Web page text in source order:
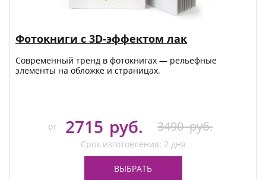
Фотокниги с 3D-эффектом лак
Современный тренд в фотокнигах — рельефные
элементы на обложке и страницах.
от 2715 руб. 3490 руб.
Срок изготовления: 2 дня
ВЫБРАТЬ